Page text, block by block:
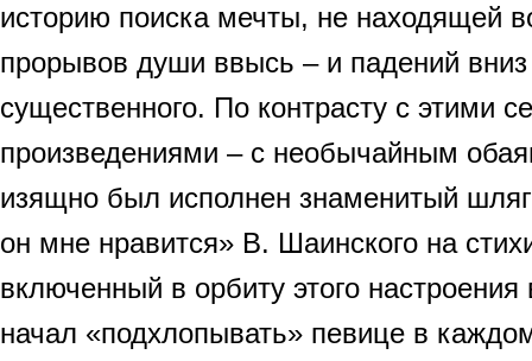
историю поиска мечты, не находящей
прорывов души ввысь – и падений вниз
существенного. По контрасту с этими
произведениями – с необычайным
изящно был исполнен знаменитый
он мне нравится» В. Шаинского на
включенный в орбиту этого
начал «подхлопывать» певице в